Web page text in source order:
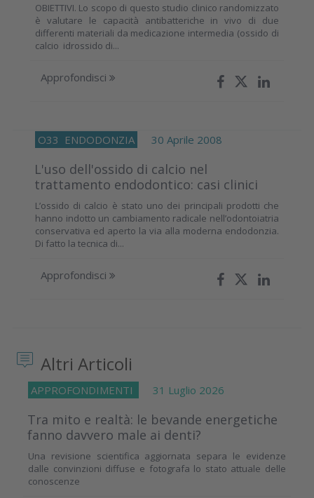
OBIETTIVI. Lo scopo di questo studio clinico randomizzato
è valutare le capacità antibatteriche in vivo di due
differenti materiali da medicazione intermedia (ossido di
calcio idrossido di...
Approfondisci
O33 ENDODONZIA 30 Aprile 2008
L'uso dell'ossido di calcio nel
trattamento endodontico: casi clinici
L’ossido di calcio è stato uno dei principali prodotti che
hanno indotto un cambiamento radicale nell’odontoiatria
conservativa ed aperto la via alla moderna endodonzia.
Di fatto la tecnica di...
Approfondisci
Altri Articoli
APPROFONDIMENTI 31 Luglio 2026
Tra mito e realtà: le bevande energetiche
fanno davvero male ai denti?
Una revisione scientifica aggiornata separa le evidenze
dalle convinzioni diffuse e fotografa lo stato attuale delle
conoscenze